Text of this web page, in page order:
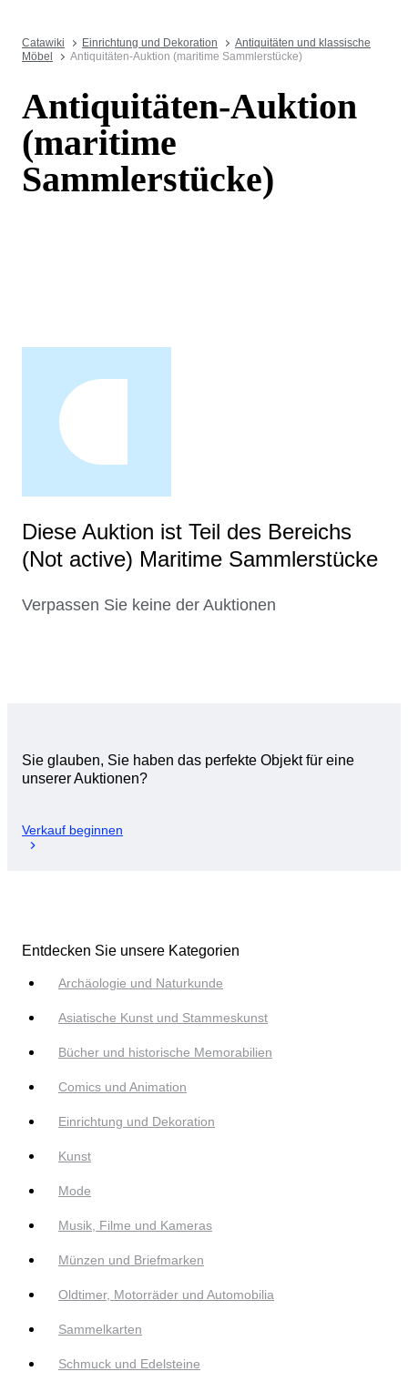
Catawiki Einrichtung und Dekoration
Antiquitäten und klassische
Möbel
Antiquitäten-Auktion (maritime Sammlerstücke)
Antiquitäten-Auktion
(maritime
Sammlerstücke)
Diese Auktion ist Teil des Bereichs
(Not active) Maritime Sammlerstücke
Verpassen Sie keine der Auktionen
Sie glauben, Sie haben das perfekte Objekt für eine
unserer Auktionen?
Verkauf beginnen
Entdecken Sie unsere Kategorien
Archäologie und Naturkunde
Asiatische Kunst und Stammeskunst
Bücher und historische Memorabilien
Comics und Animation
Einrichtung und Dekoration
Kunst
Mode
Musik, Filme und Kameras
Münzen und Briefmarken
Oldtimer, Motorräder und Automobilia
Sammelkarten
Schmuck und Edelsteine